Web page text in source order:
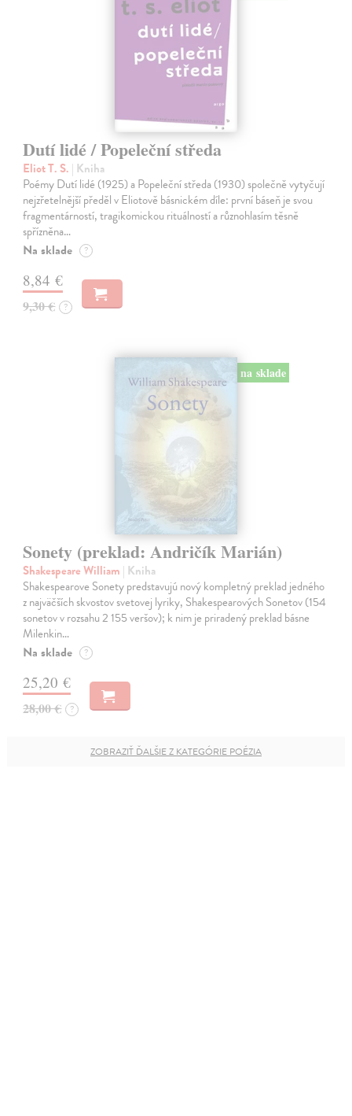
Dutí lidé / Popeleční středa
Eliot T. S. | Kniha
Poémy Dutí lidé (1925) a Popeleční středa (1930) společně vytyčují
nejzřetelnější předěl v Eliotově básnickém díle: první báseň je svou
fragmentárností, tragikomickou rituálností a různohlasím těsně
spřízněna…
Na sklade ?
8,84 €
9,30 € ?
na sklade
Sonety (preklad: Andričík Marián)
Shakespeare William | Kniha
Shakespearove Sonety predstavujú nový kompletný preklad jedného
z najväčších skvostov svetovej lyriky, Shakespearových Sonetov (154
sonetov v rozsahu 2 155 veršov); k nim je priradený preklad básne
Milenkin…
Na sklade ?
25,20 €
28,00 € ?
ZOBRAZIŤ ĎALŠIE Z KATEGÓRIE POÉZIA